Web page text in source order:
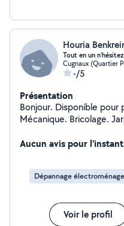
Houria
Tout en un
Cugnaux (Quartier
-/5
Présentation
Bonjour. Disponible pour
Mécanique. Bricolage.
Aucun avis pour l'instant
Dépannage
Voir le profil